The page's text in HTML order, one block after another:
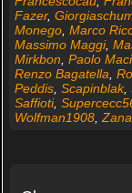
Fazer,
Monego, Marco
Massimo Maggi,
Mirkbon Paolo
Renzo Bagatella
Peddis, Scapinblak,
Saffioti,
Wolfman1908,